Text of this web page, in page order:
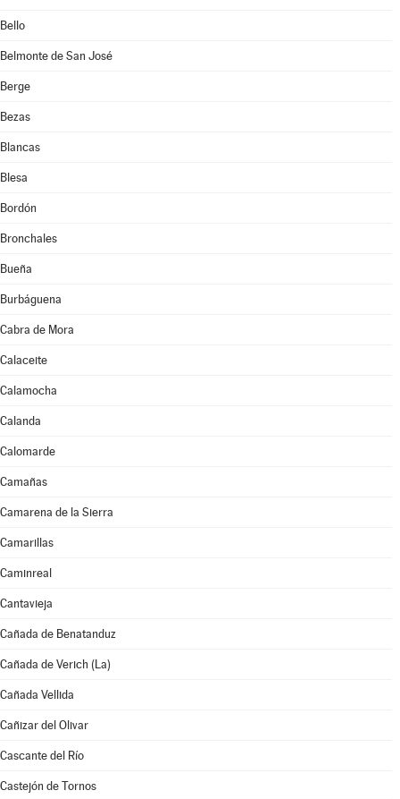
Bello
Belmonte de San José
Berge
Bezas
Blancas
Blesa
Bordón
Bronchales
Bueña
Burbáguena
Cabra de Mora
Calaceite
Calamocha
Calanda
Calomarde
Camañas
Camarena de la Sierra
Camarillas
Caminreal
Cantavieja
Cañada de Benatanduz
Cañada de Verich (La)
Cañada Vellida
Cañizar del Olivar
Cascante del Río
Castejón de Tornos